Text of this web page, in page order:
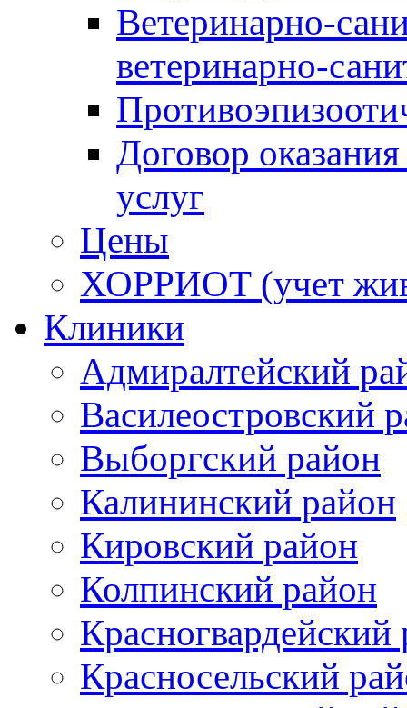
Ветеринарно-
ветеринарно-
Договор
услуг
Цены
ХОРРИОТ (учет
Клиники
Адмиралтейский
Василеостровский
Выборгский район
Калининский район
Кировский район
Колпинский район
Красногвардейский
Красносельский